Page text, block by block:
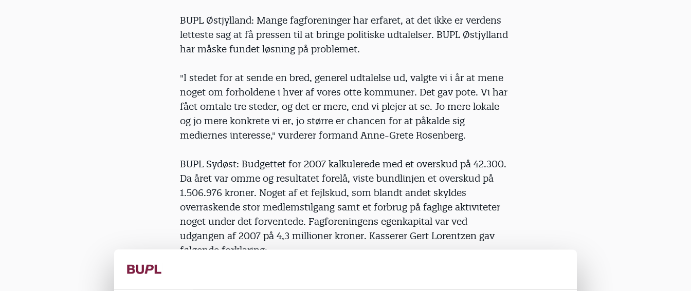
BUPL Østjylland: Mange fagforeninger har erfaret, at det ikke er verdens
letteste sag at få pressen til at bringe politiske udtalelser. BUPL Østjylland
har måske fundet løsning på problemet.
"I stedet for at sende en bred, generel udtalelse ud, valgte vi i år at mene
noget om forholdene i hver af vores otte kommuner. Det gav pote. Vi har
fået omtale tre steder, og det er mere, end vi plejer at se. Jo mere lokale
og jo mere konkrete vi er, jo større er chancen for at påkalde sig
mediernes interesse," vurderer formand Anne-Grete Rosenberg.
BUPL Sydøst: Budgettet for 2007 kalkulerede med et overskud på 42.300.
Da året var omme og resultatet forelå, viste bundlinjen et overskud på
1.506.976 kroner. Noget af et fejlskud, som blandt andet skyldes
overraskende stor medlemstilgang samt et forbrug på faglige aktiviteter
noget under det forventede. Fagforeningens egenkapital var ved
udgangen af 2007 på 4,3 millioner kroner. Kasserer Gert Lorentzen gav
følgende forklaring: